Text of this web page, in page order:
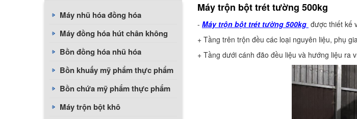
Máy nhũ hóa đồng hóa
Máy đồng hóa hút chân không
Bồn đồng hóa nhũ hóa
Bồn khuấy mỹ phẩm thực phẩm
Bồn chứa mỹ phẩm thực phẩm
Máy trộn bột khô
Máy trộn bột trét tường 500kg
- Máy trộn bột trét tường 500kg được thiết kế
+ Tầng trên trộn đều các loại nguyên liệu, phụ
+ Tầng dưới cánh đão đều liệu và hướng liệu ra